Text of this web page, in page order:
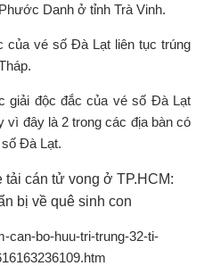
Danh ở tỉnh Trà Vinh.
của vé số Đà Lạt liên tục trúng
giải độc đắc của vé số Đà Lạt
vì đây là 2 trong các địa bàn có
Đà Lạt.
cán tử vong ở TP.HCM:
bị về quê sinh con
can-bo-huu-tri-trung-32-ti-